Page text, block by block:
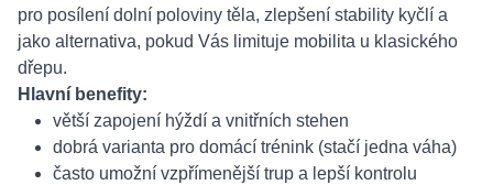
pro posílení dolní poloviny těla, zlepšení stability kyčlí a
jako alternativa, pokud Vás limituje mobilita u klasického
dřepu.
Hlavní benefity:
větší zapojení hýždí a vnitřních stehen
dobrá varianta pro domácí trénink (stačí jedna váha)
často umožní vzpřímenější trup a lepší kontrolu